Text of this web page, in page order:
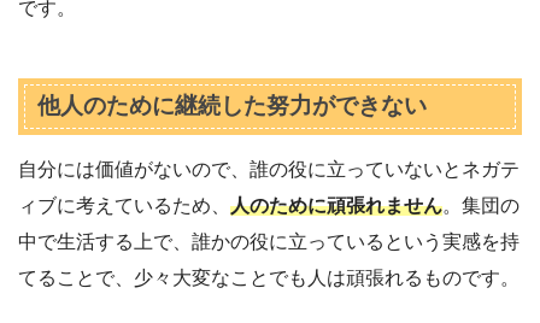
です。
他人のために継続した努力ができない
自分には価値がないので、誰の役に立っていないとネガテ
ィブに考えているため、 人のために頑張れません。集団の
中で生活する上で、誰かの役に立っているという実感を持
てることで、少々大変なことでも人は頑張れるものです。